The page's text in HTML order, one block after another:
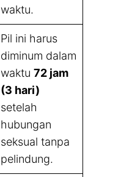
waktu.
Pil ini harus
diminum dalam
waktu 72 jam
(3 hari)
setelah
hubungan
seksual tanpa
pelindung.